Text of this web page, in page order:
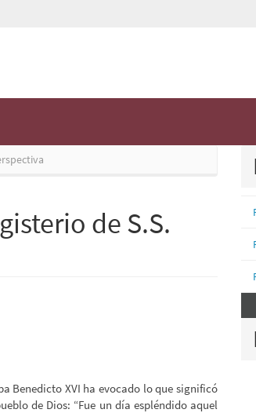
de S.S.
Benedicto XVI ha evocado lo que significó
de Dios: “Fue un día espléndido aquel